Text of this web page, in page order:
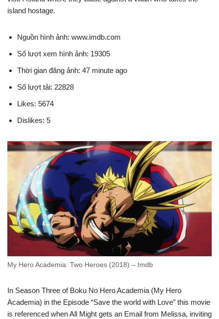
island hostage.
Nguồn hình ảnh: www.imdb.com
Số lượt xem hình ảnh: 19305
Thời gian đăng ảnh: 47 minute ago
Số lượt tải: 22828
Likes: 5674
Dislikes: 5
My Hero Academia: Two Heroes (2018) – Imdb
In Season Three of Boku No Hero Academia (My Hero
Academia) in the Episode “Save the world with Love” this movie
is referenced when All Might gets an Email from Melissa, inviting